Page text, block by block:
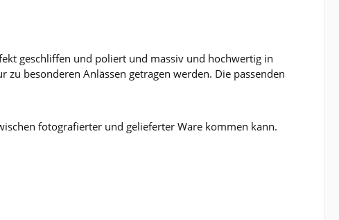
geschliffen und poliert und massiv und hochwertig in
besonderen Anlässen getragen werden. Die passenden
fotografierter und gelieferter Ware kommen kann.